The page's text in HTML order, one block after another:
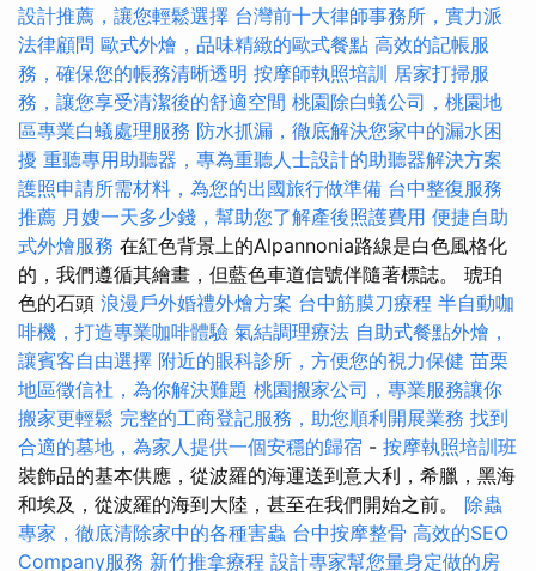
設計推薦，讓您輕鬆選擇 台灣前十大律師事務所，實力派
法律顧問 歐式外燴，品味精緻的歐式餐點 高效的記帳服
務，確保您的帳務清晰透明 按摩師執照培訓 居家打掃服
務，讓您享受清潔後的舒適空間 桃園除白蟻公司，桃園地
區專業白蟻處理服務 防水抓漏，徹底解決您家中的漏水困
擾 重聽專用助聽器，專為重聽人士設計的助聽器解決方案
護照申請所需材料，為您的出國旅行做準備 台中整復服務
推薦 月嫂一天多少錢，幫助您了解產後照護費用 便捷自助
式外燴服務 在紅色背景上的Alpannonia路線是白色風格化
的，我們遵循其繪畫，但藍色車道信號伴隨著標誌。 琥珀
色的石頭 浪漫戶外婚禮外燴方案 台中筋膜刀療程 半自動咖
啡機，打造專業咖啡體驗 氣結調理療法 自助式餐點外燴，
讓賓客自由選擇 附近的眼科診所，方便您的視力保健 苗栗
地區徵信社，為你解決難題 桃園搬家公司，專業服務讓你
搬家更輕鬆 完整的工商登記服務，助您順利開展業務 找到
合適的墓地，為家人提供一個安穩的歸宿 - 按摩執照培訓班
裝飾品的基本供應，從波羅的海運送到意大利，希臘，黑海
和埃及，從波羅的海到大陸，甚至在我們開始之前。 除蟲
專家，徹底清除家中的各種害蟲 台中按摩整骨 高效的SEO
Company服務 新竹推拿療程 設計專家幫您量身定做的房